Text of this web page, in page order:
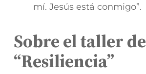
mí. Jesús está conmigo”.
Sobre el taller de
“Resiliencia”